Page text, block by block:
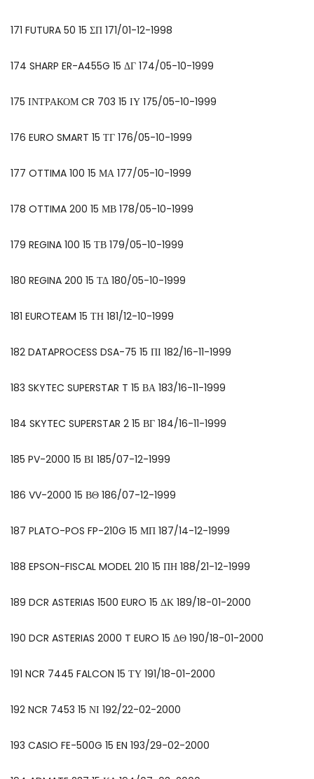
171 FUTURA 50 15 ΣΠ 171/01-12-1998
174 SHARP ER-A455G 15 ΔΓ 174/05-10-1999
175 ΙΝΤΡΑΚΟΜ CR 703 15 ΙΥ 175/05-10-1999
176 EURO SMART 15 ΤΓ 176/05-10-1999
177 OTTIMA 100 15 ΜΑ 177/05-10-1999
178 OTTIMA 200 15 ΜΒ 178/05-10-1999
179 REGINA 100 15 ΤΒ 179/05-10-1999
180 REGINA 200 15 ΤΔ 180/05-10-1999
181 EUROTEAM 15 ΤΗ 181/12-10-1999
182 DATAPROCESS DSA-75 15 ΠΙ 182/16-11-1999
183 SKYTEC SUPERSTAR T 15 ΒΑ 183/16-11-1999
184 SKYTEC SUPERSTAR 2 15 ΒΓ 184/16-11-1999
185 PV-2000 15 ΒΙ 185/07-12-1999
186 VV-2000 15 ΒΘ 186/07-12-1999
187 PLATO-POS FP-210G 15 ΜΠ 187/14-12-1999
188 EPSON-FISCAL MODEL 210 15 ΠΗ 188/21-12-1999
189 DCR ASTERIAS 1500 EURO 15 ΔΚ 189/18-01-2000
190 DCR ASTERIAS 2000 T EURO 15 ΔΘ 190/18-01-2000
191 NCR 7445 FALCON 15 ΤΥ 191/18-01-2000
192 NCR 7453 15 ΝΙ 192/22-02-2000
193 CASIO FE-500G 15 EN 193/29-02-2000